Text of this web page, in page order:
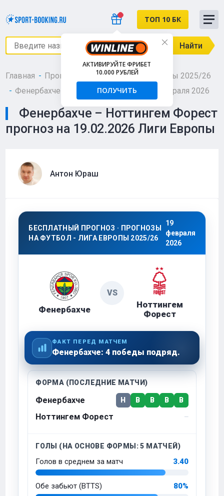
АКТИВИРУЙТЕ ФРИБЕТ
10.000 РУБЛЕЙ
ПОЛУЧИТЬ
ТОП 10 БК
Найти
Главная Прогнозы Футбол
Лига Европы 2025/26
Фенербахче – Ноттингем Форест - 19 февраля 2026
Фенербахче – Ноттингем Форест
прогноз на 19.02.2026 Лиги Европы
Антон Юраш
БЕСПЛАТНЫЙ ПРОГНОЗ · ПРОГНОЗЫ
НА ФУТБОЛ - ЛИГА ЕВРОПЫ 2025/26
19
февраля
2026
Фенербахче
VS
Ноттингем
Форест
ФАКТ ПЕРЕД МАТЧЕМ
Фенербахче: 4 победы подряд.
ФОРМА (ПОСЛЕДНИЕ МАТЧИ)
Фенербахче Н В В В В
Ноттингем Форест —
ГОЛЫ (НА ОСНОВЕ ФОРМЫ: 5 МАТЧЕЙ)
Голов в среднем за матч 3.40
Обе забьют (BTTS) 80%